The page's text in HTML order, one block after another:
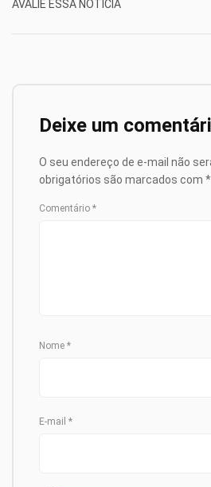
AVALIE ESSA NOTÍCIA
Deixe um
O seu endereço de e-mail não
obrigatórios são marcados com *
Comentário *
Nome *
E-mail *